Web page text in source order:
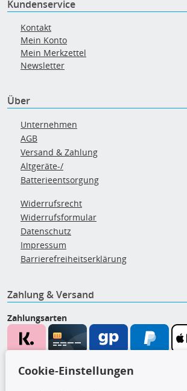
Kundenservice
Kontakt
Mein Konto
Mein Merkzettel
Newsletter
Über
Unternehmen
AGB
Versand & Zahlung
Altgeräte-/
Batterieentsorgung
Widerrufsrecht
Widerrufsformular
Datenschutz
Impressum
Barrierefreiheitserklärung
Zahlung & Versand
Zahlungsarten
Cookie-Einstellungen